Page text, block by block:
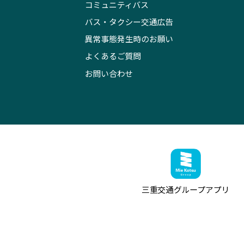
コミュニティバス
バス・タクシー交通広告
異常事態発生時のお願い
よくあるご質問
お問い合わせ
三重交通グループアプリ